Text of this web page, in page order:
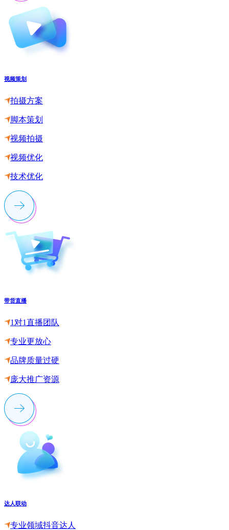
视频策划
拍摄方案
脚本策划
视频拍摄
视频优化
技术优化
带货直播
1对1直播团队
专业更放心
品牌质量过硬
庞大推广资源
达人联动
专业领域抖音达人